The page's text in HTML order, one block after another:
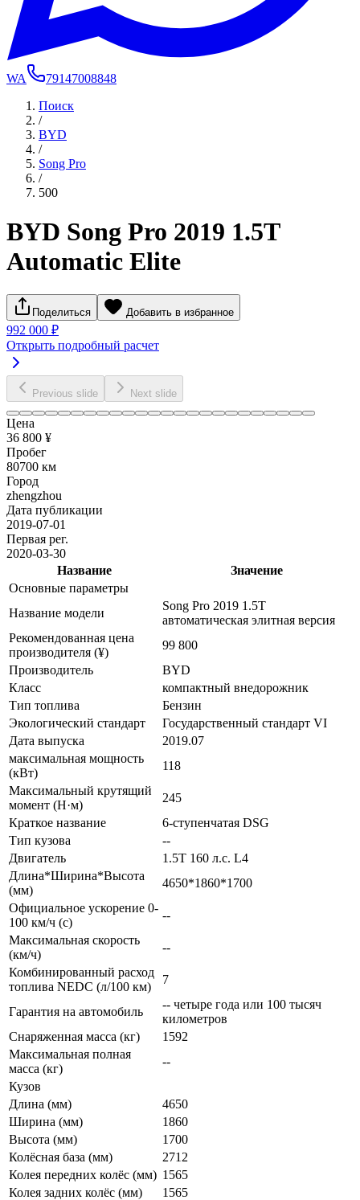
WA
79147008848
Поиск
/
BYD
/
Song Pro
/
500
BYD Song Pro 2019 1.5T
Automatic Elite
Поделиться Добавить в избранное
992 000 ₽
Открыть подробный расчет
Previous slide Next slide
Цена
36 800 ¥
Пробег
80700 км
Город
zhengzhou
Дата публикации
2019-07-01
Первая рег.
2020-03-30
Название
Значение
Основные параметры
Название модели
Song Pro 2019 1.5T
автоматическая элитная версия
Рекомендованная цена
производителя (¥)
99 800
Производитель
BYD
Класс
компактный внедорожник
Тип топлива
Бензин
Экологический стандарт
Государственный стандарт VI
Дата выпуска
2019.07
максимальная мощность
(кВт)
118
Максимальный крутящий
момент (Н·м)
245
Краткое название
6-ступенчатая DSG
Тип кузова
--
Двигатель
1.5T 160 л.с. L4
Длина*Ширина*Высота
(мм)
4650*1860*1700
Официальное ускорение 0-
100 км/ч (с)
--
Максимальная скорость
(км/ч)
--
Комбинированный расход
топлива NEDC (л/100 км)
7
Гарантия на автомобиль
-- четыре года или 100 тысяч
километров
Снаряженная масса (кг)
1592
Максимальная полная
масса (кг)
--
Кузов
Длина (мм)
4650
Ширина (мм)
1860
Высота (мм)
1700
Колёсная база (мм)
2712
Колея передних колёс (мм) 1565
Колея задних колёс (мм)
1565